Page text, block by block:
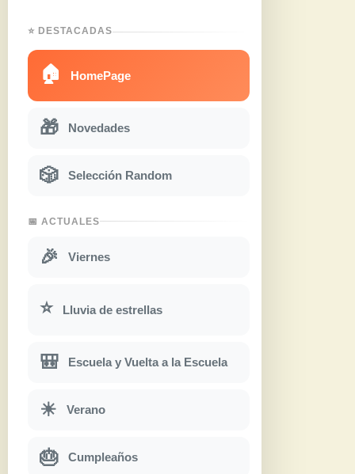
⭐ DESTACADAS
🏠 HomePage
🎁 Novedades
🎲 Selección Random
📅 ACTUALES
🎉 Viernes
⭐ Lluvia de estrellas
🎒 Escuela y Vuelta a la Escuela
☀ Verano
🎂 Cumpleaños